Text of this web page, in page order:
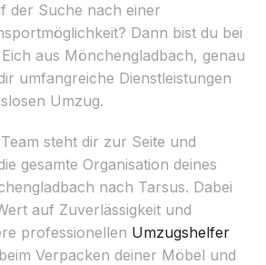
der Suche nach einer
Dann bist du bei
aus Mönchengladbach, genau
umfangreiche Dienstleistungen
Umzug.
steht dir zur Seite und
gesamte Organisation deines
nach Tarsus. Dabei
auf Zuverlässigkeit und
professionellen Umzugshelfer
Verpacken deiner Möbel und